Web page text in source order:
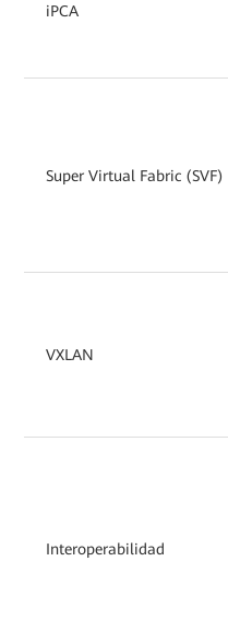
iPCA
Super Virtual Fabric (SVF)
VXLAN
Interoperabilidad